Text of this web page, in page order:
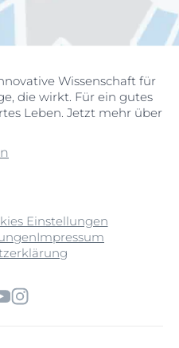
Wissenschaft für
die wirkt. Für ein gutes
Leben. Jetzt mehr über
Einstellungen
Impressum